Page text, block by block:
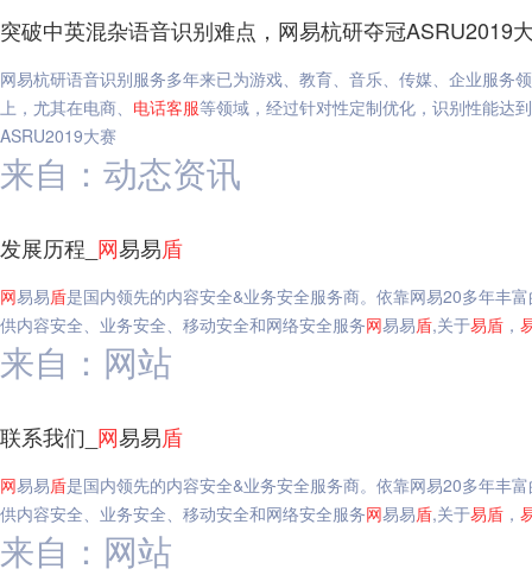
突破中英混杂语音识别难点，网易杭研夺冠ASRU2019
网易杭研语音识别服务多年来已为游戏、教育、音乐、传媒、企业服务
上，尤其在电商、 电话客服等领域，经过针对性定制优化，识别性能达
ASRU2019大赛
来自：动态资讯
发展历程_ 网易易盾
网易易盾是国内领先的内容安全&业务安全服务商。依靠网易20多年丰
供内容安全、业务安全、移动安全和网络安全服务网易易盾,关于易盾 ，
来自：网站
联系我们_ 网易易盾
网易易盾是国内领先的内容安全&业务安全服务商。依靠网易20多年丰
供内容安全、业务安全、移动安全和网络安全服务网易易盾,关于易盾 ，
来自：网站